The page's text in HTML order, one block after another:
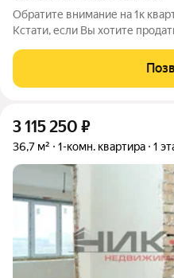
Обратите внимание на 1к
Кстати, если Вы хотите
Оптимальный средний этаж,
доступности вся необходимая
3 115 250 ₽
36,7 м² 1-комн. квартира 1